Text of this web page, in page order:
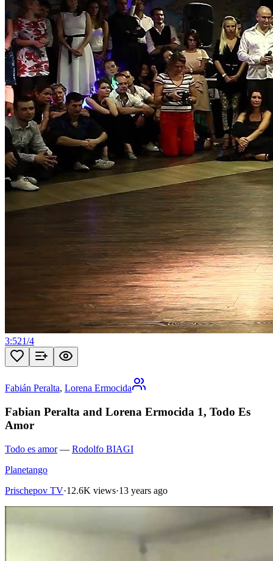
3:521/4
Fabián Peralta, Lorena Ermocida
Fabian Peralta and Lorena Ermocida 1, Todo Es
Amor
Todo es amor— Rodolfo BIAGI
Planetango
Prischepov TV·12.6K views·13 years ago